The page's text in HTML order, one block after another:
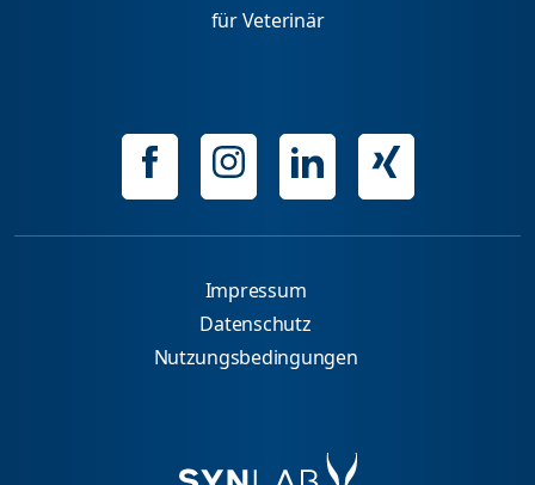
für Veterinär
Impressum
Datenschutz
Nutzungsbedingungen